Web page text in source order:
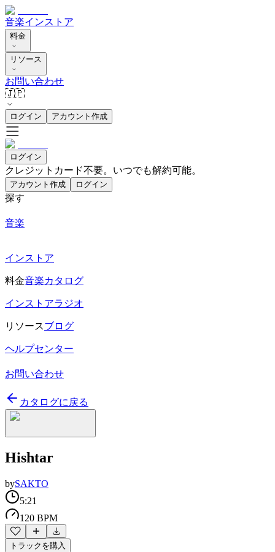
音楽インストア
料金
リソース
お問い合わせ
🇯🇵
ログイン アカウント作成
ログイン
クレジットカード不要。いつでも解約可能。
アカウント作成 ログイン
探す
音楽
インストア
料金音楽カタログ
インストアラジオ
リソースブログ
ヘルプセンター
お問い合わせ
カタログに戻る
Hishtar
bySAKTO
5:21
120 BPM
トラックを購入